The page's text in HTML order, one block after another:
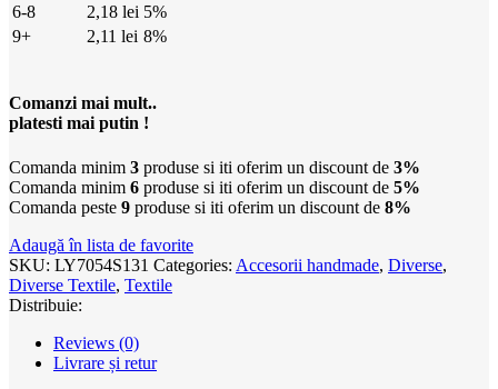
6-8
2,18 lei 5%
9+
2,11 lei 8%
Comanzi mai mult..
platesti mai putin !
Comanda minim 3 produse si iti oferim un discount de 3%
Comanda minim 6 produse si iti oferim un discount de 5%
Comanda peste 9 produse si iti oferim un discount de 8%
Adaugă în lista de favorite
SKU: LY7054S131 Categories: Accesorii handmade, Diverse,
Diverse Textile, Textile
Distribuie:
Reviews (0)
Livrare și retur